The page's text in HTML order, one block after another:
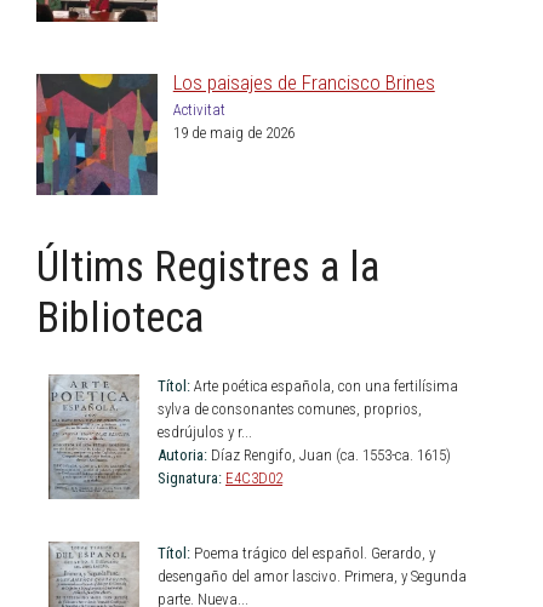
Los paisajes de Francisco Brines
Activitat
19 de maig de 2026
Últims Registres a la
Biblioteca
Títol: Arte poética española, con una fertilísima
sylva de consonantes comunes, proprios,
esdrújulos y r...
Autoria: Díaz Rengifo, Juan (ca. 1553-ca. 1615)
Signatura: E4C3D02
Títol: Poema trágico del español. Gerardo, y
desengaño del amor lascivo. Primera, y Segunda
parte. Nueva...